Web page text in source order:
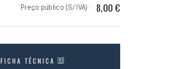
Preço público (S/ IVA) : 8,00 €
FICHA TÉCNICA